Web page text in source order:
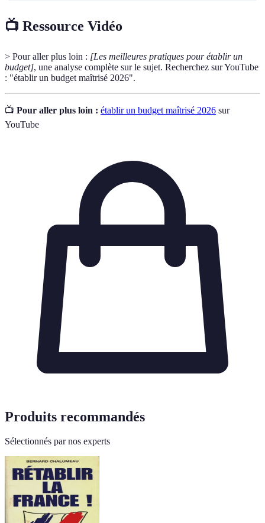
📺 Ressource Vidéo
> Pour aller plus loin : [Les meilleures pratiques pour établir un
budget], une analyse complète sur le sujet. Recherchez sur YouTube
: "établir un budget maîtrisé 2026".
📺 Pour aller plus loin : établir un budget maîtrisé 2026 sur
YouTube
Produits recommandés
Sélectionnés par nos experts